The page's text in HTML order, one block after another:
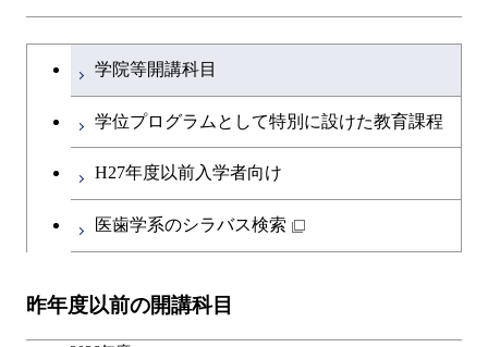
ライフエンジニアリングコ
ース
地球生命コース
物質・情報卓越コース
コース
都市・環境学コース
エンジニアリングデザイン
コース
都市・環境学コース
開閉
地球環境共創コース
エネルギーコース
エネルギー・情報コース
エンジニアリングデザイン
社会・人間科学系
社会・人間科学コース
イノベーション科学系
イノベーション科学コース
人間医療科学技術コース
技術経営専門職学位課程
開閉
技術経営専門職学位課程
専門科目
文系教養科目
英語科目
第二外国語科目
キャリア科目
大学院課程を切り替える
学院等開講科目
学位プログラムとして特別に設けた教育課程
H27年度以前入学者向け
医歯学系のシラバス検索
昨年度以前の開講科目